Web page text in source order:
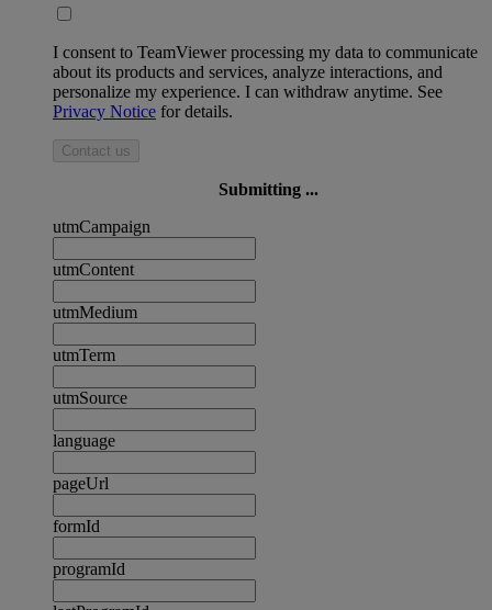
I consent to TeamViewer processing my data to communicate
about its products and services, analyze interactions, and
personalize my experience. I can withdraw anytime. See
Privacy Notice for details.
Contact us
Submitting ...
utmCampaign
utmContent
utmMedium
utmTerm
utmSource
language
pageUrl
formId
programId